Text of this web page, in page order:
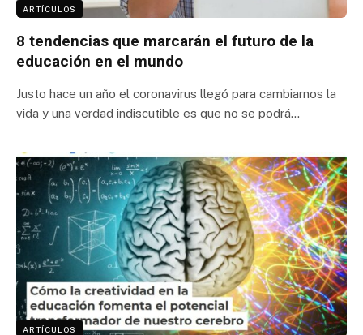
ARTÍCULOS
8 tendencias que marcarán el futuro de la
educación en el mundo
Justo hace un año el coronavirus llegó para cambiarnos la
vida y una verdad indiscutible es que no se podrá…
ARTÍCULOS